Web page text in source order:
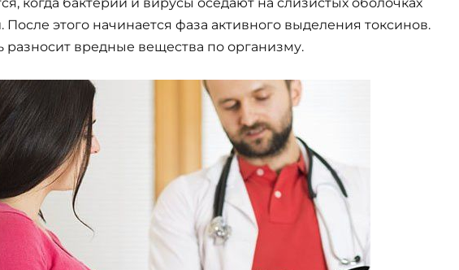
После этого начинается фаза активного выделения токсинов.
разносит вредные вещества по организму.